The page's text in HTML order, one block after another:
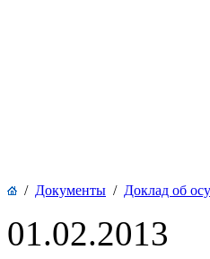
/ Документы / Доклад об
01.02.2013